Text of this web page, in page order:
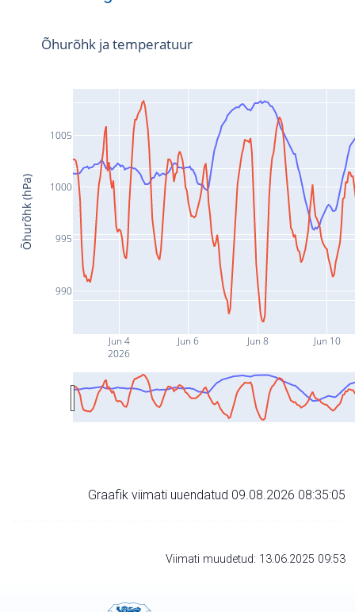
Jun 4
2026
Jun 6 Jun 8 Jun 10
990
995
1000
1005
Õhurõhk ja temperatuur
Õhurõhk (hPa)
Graafik viimati uuendatud 09.08.2026 08:35:05
Viimati muudetud: 13.06.2025 09:53